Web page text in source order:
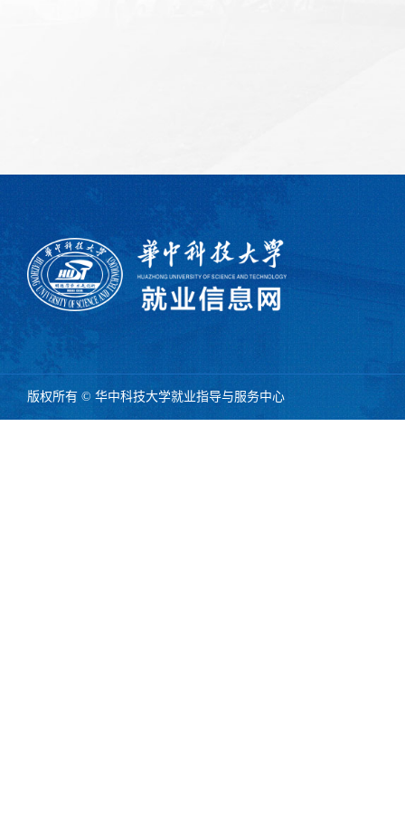
版权所有 © 华中科技大学就业指导与服务中心